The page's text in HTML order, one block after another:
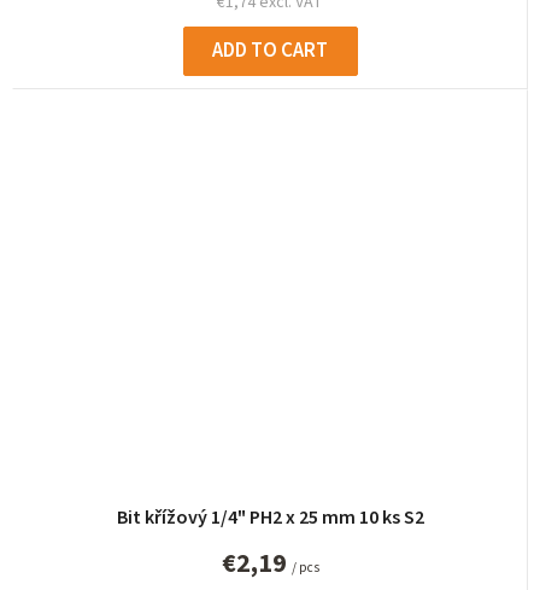
ADD TO CART
Bit křížový 1/4" PH2 x 25 mm 10 ks S2
€2,19 / pcs